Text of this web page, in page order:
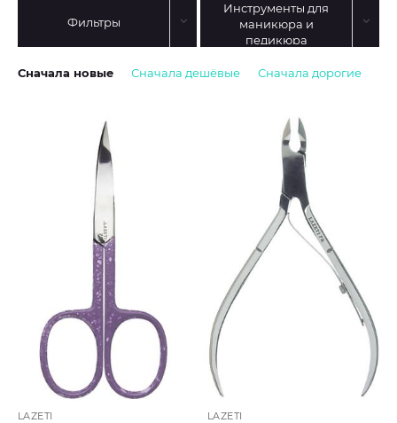
Фильтры
Инструменты для
маникюра и
педикюра
Сначала новые Сначала дешёвые Сначала дорогие
LAZETI LAZETI